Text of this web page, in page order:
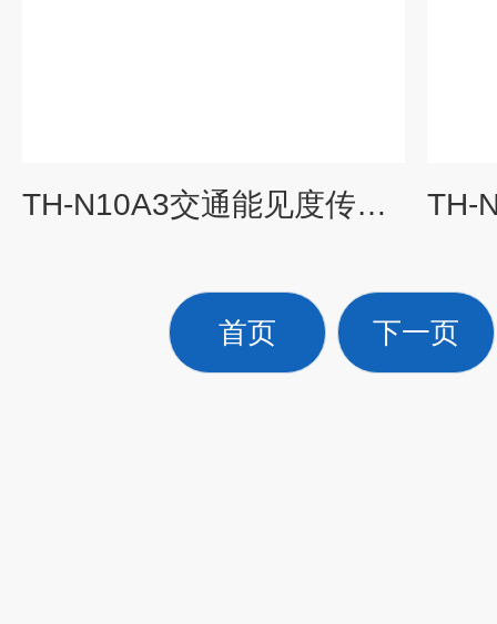
TH-N10A3交通能见度传感器
首页 下一页